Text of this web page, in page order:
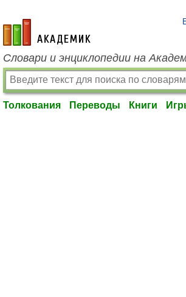
academic.ru
Словари и энциклопедии на
Толкования Переводы Книги